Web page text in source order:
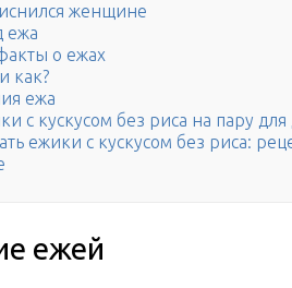
женщине
ежа
о ежах
как?
ежа
с кускусом без риса на пару для
ежики с кускусом без риса:
ежей